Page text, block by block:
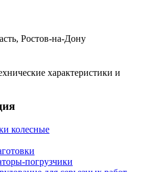
Ростов-на-Дону
характеристики и
колесные
погрузчики